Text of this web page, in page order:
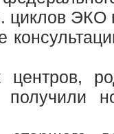
циклов
центров,
получили